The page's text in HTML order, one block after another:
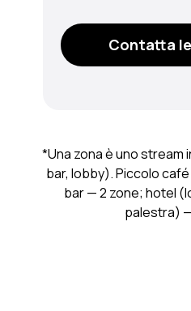
*Una zona è uno stream
bar, lobby). Piccolo
bar — 2 zone; hotel
palestra)
Contatta